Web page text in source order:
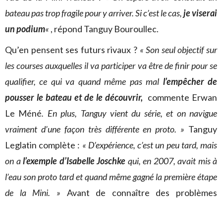
bateau pas trop fragile pour y arriver. Si c’est le cas,je viserai
un podium« , répond Tanguy Bouroullec.
Qu’en pensent ses futurs rivaux ? « Son seul objectif sur
les courses auxquelles il va participer va être de finir pour se
qualifier, ce qui va quand même pas mal l’empêcher de
pousser le bateau et de le découvrir, commente Erwan
Le Méné. En plus, Tanguy vient du série, et on navigue
vraiment d’une façon très différente en proto. » Tanguy
Leglatin complète : « D’expérience, c’est un peu tard, mais
on al’exemple d’Isabelle Joschke qui, en 2007, avait mis à
l’eau son proto tard et quand même gagné la première étape
de la Mini. » Avant de connaître des problèmes